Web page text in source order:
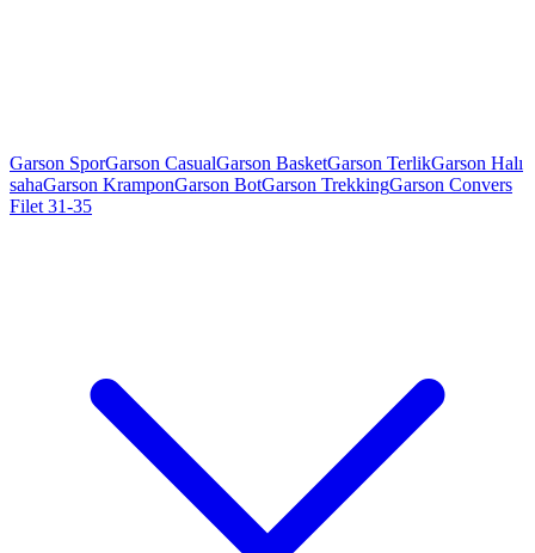
Garson SporGarson CasualGarson BasketGarson TerlikGarson Halı
sahaGarson KramponGarson BotGarson TrekkingGarson Convers
Filet 31-35